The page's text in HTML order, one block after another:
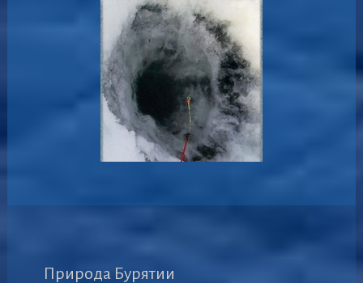
Природа Бурятии